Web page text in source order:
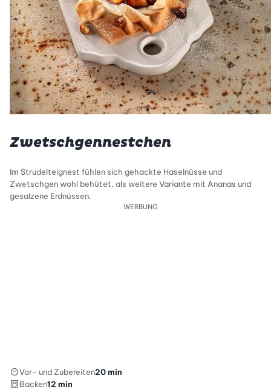
Zwetschgennestchen
Im Strudelteignest fühlen sich gehackte Haselnüsse und
Zwetschgen wohl behütet, als weitere Variante mit Ananas und
gesalzene Erdnüssen.
WERBUNG
Vor- und Zubereiten20 min
Backen12 min